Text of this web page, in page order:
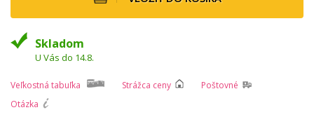
Skladom
U Vás do 14.8.
Veľkostná tabuľka Strážca ceny
Poštovné
Otázka